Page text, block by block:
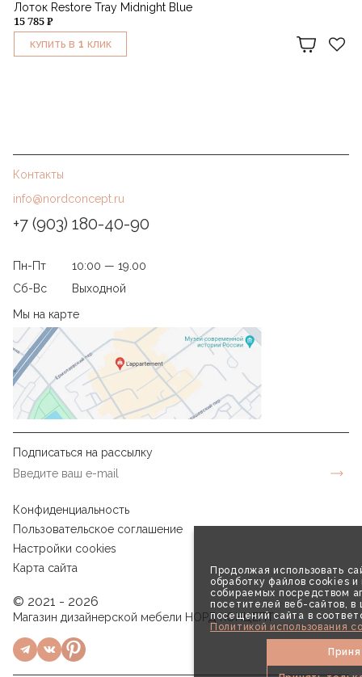
Продолжая использовать
обработку файлов cookies и
собираемых посредством
посетителей веб-сайтов, в
посещений сайта в
Политикой использования
Лоток Restore Tray Midnight Blue
15 785 ₽
КУПИТЬ В 1 КЛИК
Контакты
info@nordconcept.ru
+7 (903) 180-40-90
Пн-Пт
10:00 — 19.00
Сб-Вс
Выходной
Мы на карте
Подписаться на рассылку
Конфиденциальность
Пользовательское соглашение
Настройки cookies
Карта сайта
© 2021 - 2026
Магазин дизайнерской мебели НОРД КОНЦЕПТ